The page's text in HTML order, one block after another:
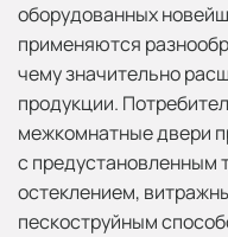
оборудованных
применяются
чему значительно
продукции.
межкомнатные двери
с предустановленным
остеклением,
пескоструйным